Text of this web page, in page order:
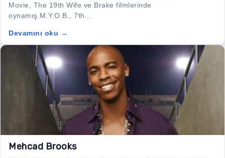
Movie, The 19th Wife ve Brake filmlerinde
oynamış.M.Y.O.B., 7th...
Devamını oku →
Mehcad Brooks